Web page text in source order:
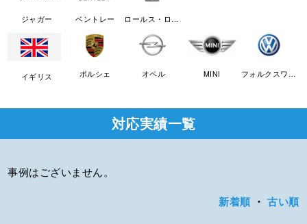
ジャガー ベントレー ロールス・ロイス
イギリス ポルシェ オペル MINI フォルクスワーゲン
対応実績一覧
事例はございません。
新着順 ・古い順